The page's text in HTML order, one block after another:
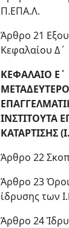
Π.ΕΠΑ.Λ.
Άρθρο 21
Κεφαλαίου Δ΄
ΚΕΦΑΛΑΙΟ Ε΄
ΙΝΣΤΙΤΟΥΤΑ
ΚΑΤΑΡΤΙΣΗΣ
Άρθρο 22
Άρθρο 23
ίδρυσης των
Άρθρο 24